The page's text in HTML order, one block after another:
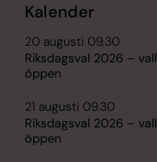
Kalender
20 augusti 09.30
Riksdagsval 2026 –
öppen
21 augusti 09.30
Riksdagsval 2026 –
öppen